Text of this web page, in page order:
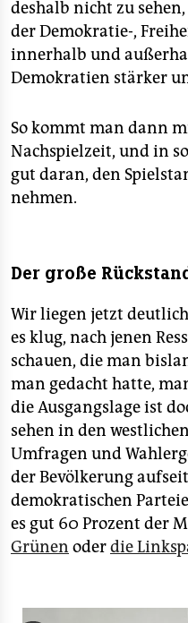
deshalb nicht zu
der Demokratie-,
innerhalb und
Demokratien stärker
So kommt man dann
Nachspielzeit, und in
gut daran, den
nehmen.
Der große
Wir liegen jetzt
es klug, nach jenen
schauen, die man
man gedacht hatte,
die Ausgangslage ist
sehen in den
Umfragen und
der Bevölkerung
demokratischen
es gut 60 Prozent der
Grünen oderdie